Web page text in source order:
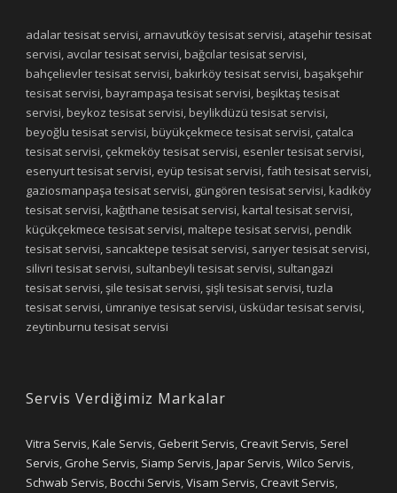
adalar tesisat servisi, arnavutköy tesisat servisi, ataşehir tesisat
servisi, avcılar tesisat servisi, bağcılar tesisat servisi,
bahçelievler tesisat servisi, bakırköy tesisat servisi, başakşehir
tesisat servisi, bayrampaşa tesisat servisi, beşiktaş tesisat
servisi, beykoz tesisat servisi, beylikdüzü tesisat servisi,
beyoğlu tesisat servisi, büyükçekmece tesisat servisi, çatalca
tesisat servisi, çekmeköy tesisat servisi, esenler tesisat servisi,
esenyurt tesisat servisi, eyüp tesisat servisi, fatih tesisat servisi,
gaziosmanpaşa tesisat servisi, güngören tesisat servisi, kadıköy
tesisat servisi, kağıthane tesisat servisi, kartal tesisat servisi,
küçükçekmece tesisat servisi, maltepe tesisat servisi, pendik
tesisat servisi, sancaktepe tesisat servisi, sarıyer tesisat servisi,
silivri tesisat servisi, sultanbeyli tesisat servisi, sultangazi
tesisat servisi, şile tesisat servisi, şişli tesisat servisi, tuzla
tesisat servisi, ümraniye tesisat servisi, üsküdar tesisat servisi,
zeytinburnu tesisat servisi
Servis Verdiğimiz Markalar
Vitra Servis,Kale Servis, Geberit Servis,Creavit Servis, Serel
Servis, Grohe Servis, Siamp Servis,Japar Servis,Wilco Servis,
Schwab Servis,Bocchi Servis,Visam Servis,Creavit Servis,